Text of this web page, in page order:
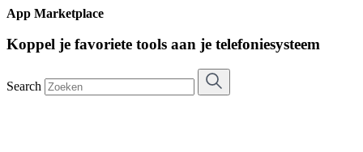
App Marketplace
Koppel je favoriete tools aan je telefoniesysteem
Search